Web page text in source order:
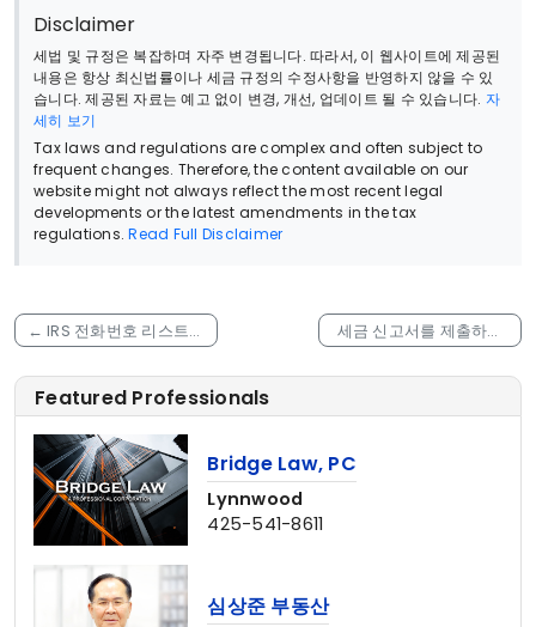
Disclaimer
세법 및 규정은 복잡하며 자주 변경됩니다. 따라서, 이 웹사이트에 제공된
내용은 항상 최신법률이나 세금 규정의 수정사항을 반영하지 않을 수 있
습니다. 제공된 자료는 예고 없이 변경, 개선, 업데이트 될 수 있습니다. 자
세히 보기
Tax laws and regulations are complex and often subject to
frequent changes. Therefore, the content available on our
website might not always reflect the most recent legal
developments or the latest amendments in the tax
regulations.Read Full Disclaimer
← IRS 전화번호 리스트및
평균 대기 시간, 통역 서비
스 정보에 대해 알아보자!
세금 신고서를 제출하지
않은 경우 취할 수 있는 조
치→
Featured Professionals
Bridge Law, PC
Lynnwood
425-541-8611
심상준 부동산